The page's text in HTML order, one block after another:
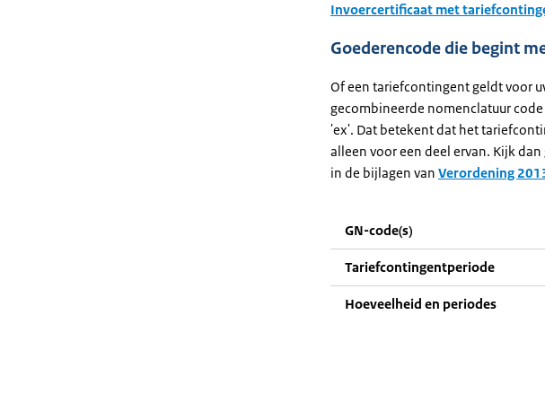
Invoercertificaat met
Goederencode die begint
Of een tariefcontingent geldt voor
gecombineerde nomenclatuur
'ex'. Dat betekent dat het
alleen voor een deel ervan. Kijk
in de bijlagen van Verordening
GN-code(s)
Tariefcontingentperiode
Hoeveelheid en periodes